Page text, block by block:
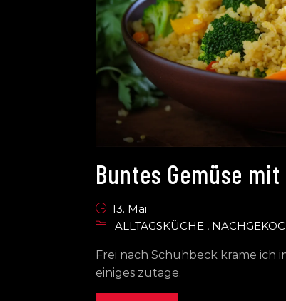
Buntes Gemüse
13. Mai
ALLTAGSKÜCHE ,
Frei nach Schuhbeck krame ich
einiges zutage.